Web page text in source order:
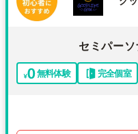
セミパー
無料体験 完全個室